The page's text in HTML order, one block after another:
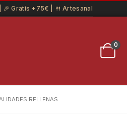
Gratis +75€ | 🍴 Artesanal
0
RELLENAS